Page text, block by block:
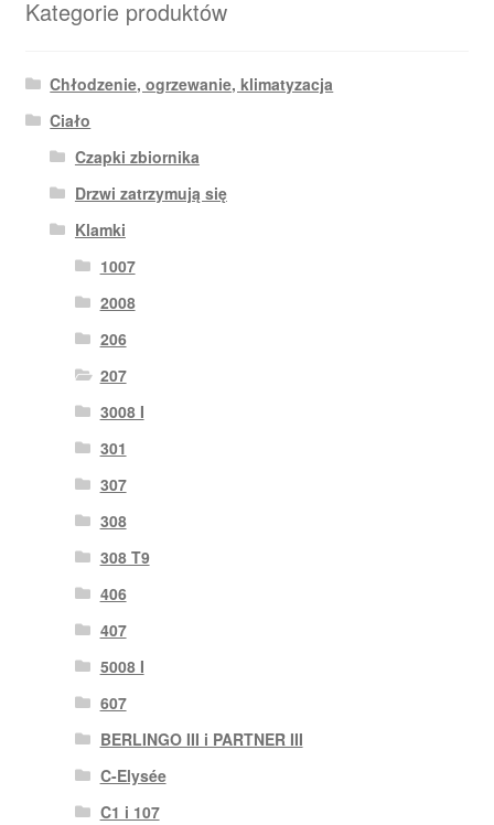
Kategorie produktów
Chłodzenie, ogrzewanie, klimatyzacja
Ciało
Czapki zbiornika
Drzwi zatrzymują się
Klamki
1007
2008
206
207
3008 I
301
307
308
308 T9
406
407
5008 I
607
BERLINGO III i PARTNER III
C-Elysée
C1 i 107